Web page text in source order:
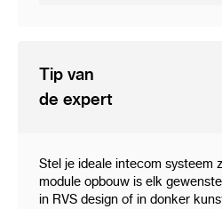
Tip van
de expert
Stel je ideale intecom systeem
module opbouw is elk
in RVS design of in donker